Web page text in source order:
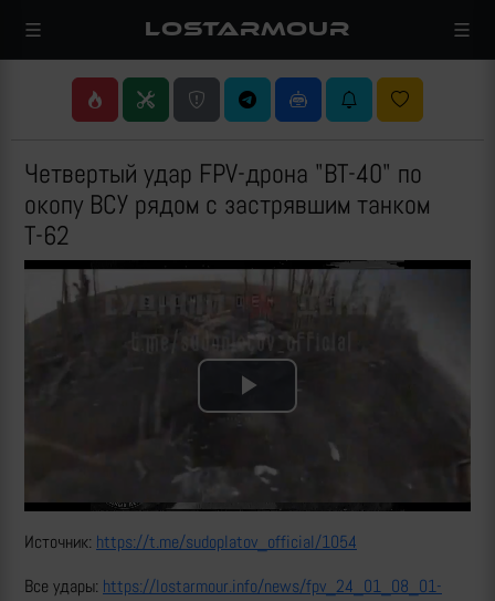
LOSTARMOUR
Четвертый удар FPV-дрона "ВТ-40" по
окопу ВСУ рядом с застрявшим танком
Т-62
Play
Video
Источник: https://t.me/sudoplatov_official/1054
Все удары: https://lostarmour.info/news/fpv_24_01_08_01-